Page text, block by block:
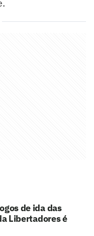
de ida das
Libertadores é